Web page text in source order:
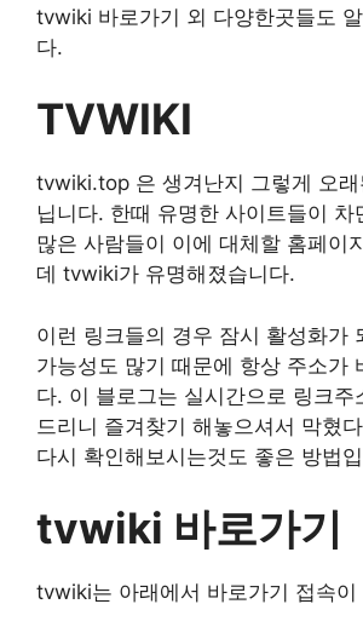
tvwiki 바로가기 외 다양한곳들도
다.
TVWIKI
tvwiki.top 은 생겨난지 그렇게 오
닙니다. 한때 유명한 사이트들이 차
많은 사람들이 이에 대체할 홈페이
데 tvwiki가 유명해졌습니다.
이런 링크들의 경우 잠시 활성화가
가능성도 많기 때문에 항상 주소가
다. 이 블로그는 실시간으로 링크주
드리니 즐겨찾기 해놓으셔서 막혔
다시 확인해보시는것도 좋은 방법
tvwiki 바로가기
tvwiki는 아래에서 바로가기 접속이